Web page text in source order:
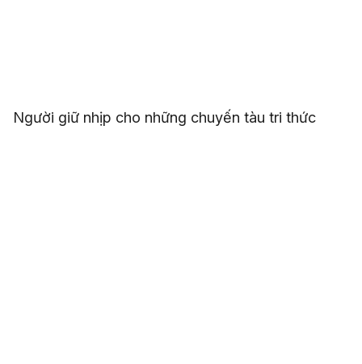
Người giữ nhịp cho những chuyến tàu tri thức